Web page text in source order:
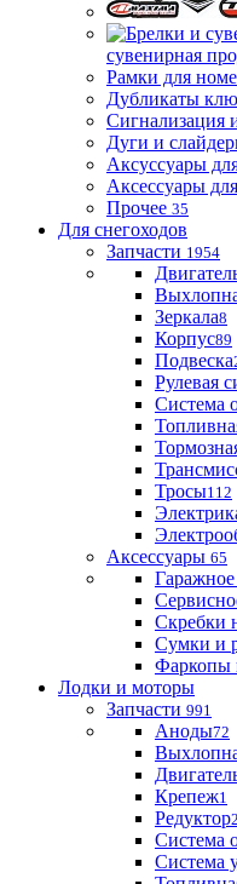
сувенирная
Рамки для
Дубликаты
Сигнализация
Дуги и
Аксуссуары
Аксессуары
Прочее 35
Для снегоходов
Запчасти 1954
Зеркала8
Корпус89
Подвеска
Рулевая
Система
Тросы112
Аксессуары 65
Скребки
Сумки и
Фаркопы
Лодки и моторы
Запчасти 991
Аноды72
Крепеж1
Редуктор
Система
Система